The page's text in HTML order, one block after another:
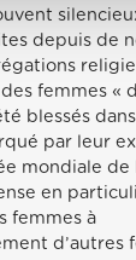
depuis de
femmes «
blessés
par leur
mondiale de
en
femmes à